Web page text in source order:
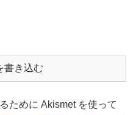
書き込む
ために Akismet を使って